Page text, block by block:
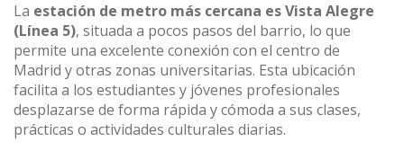
La estación de metro más cercana es Vista Alegre
(Línea 5), situada a pocos pasos del barrio, lo que
permite una excelente conexión con el centro de
Madrid y otras zonas universitarias. Esta ubicación
facilita a los estudiantes y jóvenes profesionales
desplazarse de forma rápida y cómoda a sus clases,
prácticas o actividades culturales diarias.